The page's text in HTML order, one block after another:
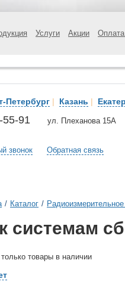
Услуги Акции
Петербург | Казань |
55-91 ул. Плеханова 15А
звонок Обратная связь
/ Каталог /
системам
товары в наличии